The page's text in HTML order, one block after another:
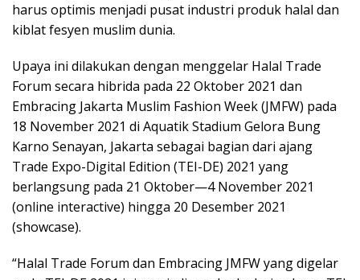
harus optimis menjadi pusat industri produk halal dan
kiblat fesyen muslim dunia.
Upaya ini dilakukan dengan menggelar Halal Trade
Forum secara hibrida pada 22 Oktober 2021 dan
Embracing Jakarta Muslim Fashion Week (JMFW) pada
18 November 2021 di Aquatik Stadium Gelora Bung
Karno Senayan, Jakarta sebagai bagian dari ajang
Trade Expo-Digital Edition (TEI-DE) 2021 yang
berlangsung pada 21 Oktober—4 November 2021
(online interactive) hingga 20 Desember 2021
(showcase).
“Halal Trade Forum dan Embracing JMFW yang digelar